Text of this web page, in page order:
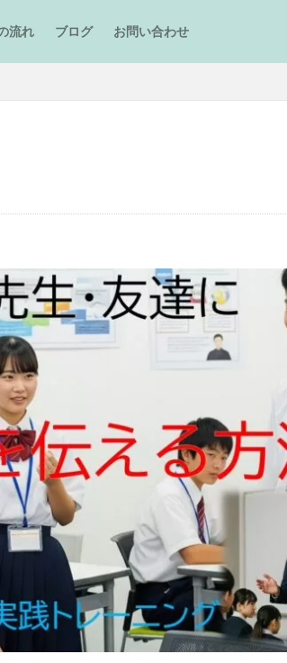
流れ ブログ お問い合わせ